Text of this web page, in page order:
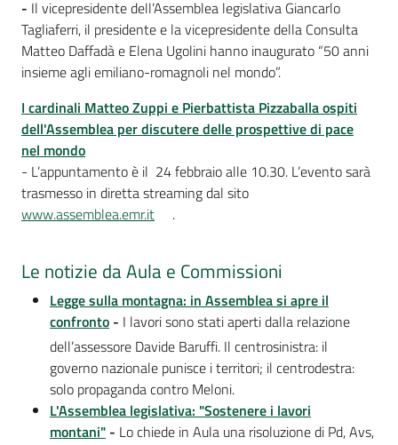
cittadini
- Il vicepresidente dell’Assemblea legislativa Giancarlo
Tagliaferri, il presidente e la vicepresidente della Consulta
Matteo Daffadà e Elena Ugolini hanno inaugurato “50 anni
insieme agli emiliano-romagnoli nel mondo”.
I cardinali Matteo Zuppi e Pierbattista Pizzaballa ospiti
dell'Assemblea per discutere delle prospettive di pace
nel mondo
- L’appuntamento è il 24 febbraio alle 10.30. L’evento sarà
trasmesso in diretta streaming dal sito
www.assemblea.emr.it
.
Le notizie da Aula e Commissioni
Legge sulla montagna: in Assemblea si apre il
confronto - I lavori sono stati aperti dalla relazione
dell’assessore Davide Baruffi. Il centrosinistra: il
governo nazionale punisce i territori; il centrodestra:
solo propaganda contro Meloni.
L'Assemblea legislativa: "Sostenere i lavori
montani" - Lo chiede in Aula una risoluzione di Pd, Avs,